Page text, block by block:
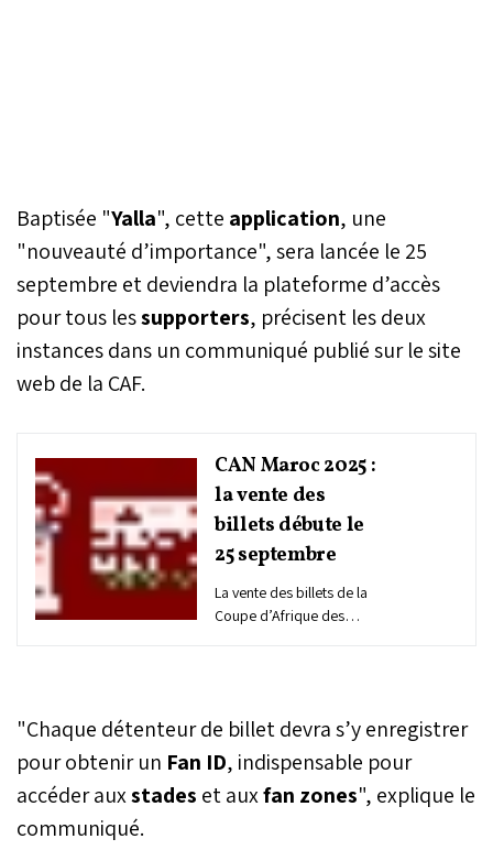
Baptisée "Yalla", cette application, une
"nouveauté d’importance", sera lancée le 25
septembre et deviendra la plateforme d’accès
pour tous lessupporters, précisent les deux
instances dans un communiqué publié sur le site
web de la CAF.
CAN Maroc 2025 :
la vente des
billets débute le
25 septembre
La vente des billets de la
Coupe d’Afrique des
préalable entre le 12 et le
24 septembre, ont
annoncé la Confédération
Africaine de Football (CAF)
"Chaque détenteur de billet devra s’y enregistrer
pour obtenir un Fan ID, indispensable pour
accéder auxstades et auxfan zones", explique le
communiqué.